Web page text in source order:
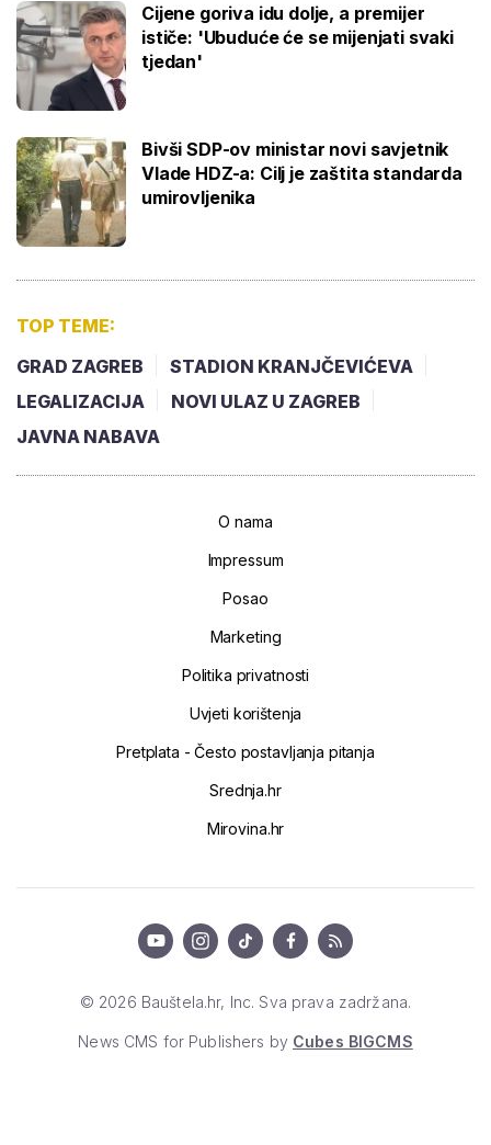
Cijene goriva idu dolje, a premijer
ističe: 'Ubuduće će se mijenjati svaki
tjedan'
Bivši SDP-ov ministar novi savjetnik
Vlade HDZ-a: Cilj je zaštita standarda
umirovljenika
TOP TEME:
GRAD ZAGREB
STADION KRANJČEVIĆEVA
LEGALIZACIJA
NOVI ULAZ U ZAGREB
JAVNA NABAVA
O nama
Impressum
Posao
Marketing
Politika privatnosti
Uvjeti korištenja
Pretplata - Često postavljanja pitanja
Srednja.hr
Mirovina.hr
© 2026 Bauštela.hr, Inc. Sva prava zadržana.
News CMS for Publishers by Cubes BIGCMS